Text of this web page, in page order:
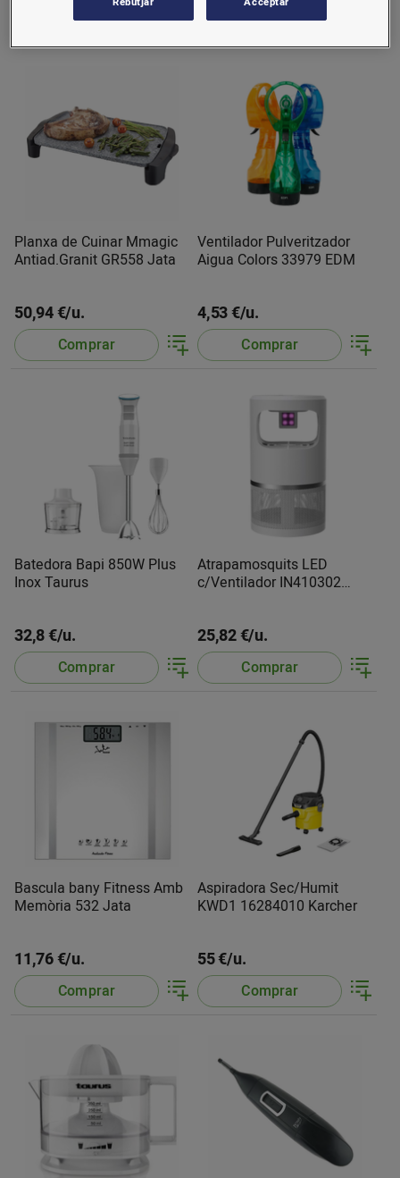
Comprar Comprar
Planxa de Cuinar Mmagic
Antiad.Granit GR558 Jata
50,94 €/u.
Comprar
Ventilador Pulveritzador
Aigua Colors 33979 EDM
4,53 €/u.
Comprar
Batedora Bapi 850W Plus
Inox Taurus
32,8 €/u.
Comprar
Atrapamosquits LED
c/Ventilador IN410302
25,82 €/u.
Comprar
Bascula bany Fitness Amb
Memòria 532 Jata
11,76 €/u.
Comprar
Aspiradora Sec/Humit
KWD1 16284010 Karcher
55 €/u.
Comprar